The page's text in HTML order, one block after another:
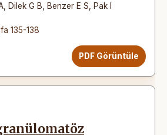
Dilek G B Benzer E S Pak I
135-138
PDF Görüntüle